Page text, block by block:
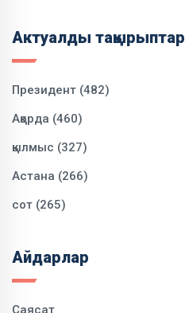
Актуалды тақырыптар
Президент (482)
Ақорда (460)
қылмыс (327)
Астана (266)
сот (265)
Айдарлар
Саясат